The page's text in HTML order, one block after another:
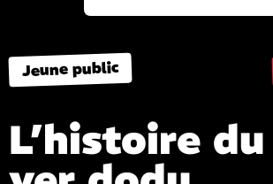
Jeune public
L’histoire